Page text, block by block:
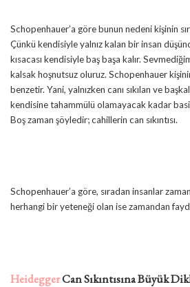
Schopenhauer’a göre bunun nedeni kişinin
Çünkü kendisiyle yalnız kalan bir insan
kısacası kendisiyle baş başa kalır.
kalsak hoşnutsuz oluruz. Schopenhauer
benzetir. Yani, yalnızken canı sıkılan ve
kendisine tahammülü olamayacak kadar
Boş zaman şöyledir; cahillerin can sıkıntısı.
Schopenhauer’a göre, sıradan insanlar
herhangi bir yeteneği olan ise zamandan
HeideggerCan Sıkıntısına Büyük